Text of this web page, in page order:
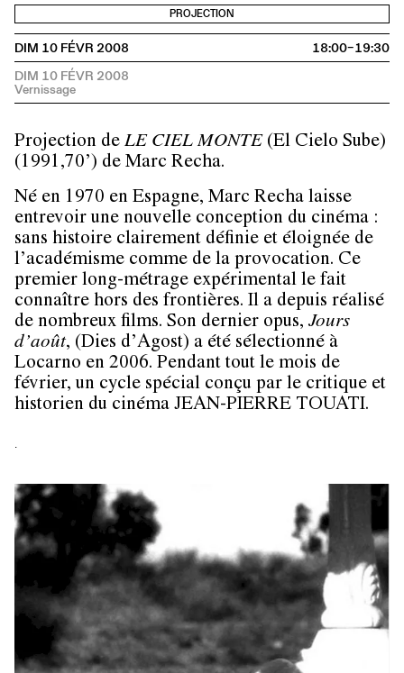
PROJECTION
DIM 10 FÉVR 2008
18:00–19:30
DIM 10 FÉVR 2008
Projection de LE CIEL MONTE (El Cielo Sube)
(1991,70’) de Marc Recha.
Né en 1970 en Espagne, Marc Recha laisse
entrevoir une nouvelle conception du cinéma :
sans histoire clairement définie et éloignée de
l’académisme comme de la provocation. Ce
premier long-métrage expérimental le fait
connaître hors des frontières. Il a depuis réalisé
de nombreux films. Son dernier opus, Jours
d’août, (Dies d’Agost) a été sélectionné à
Locarno en 2006. Pendant tout le mois de
février, un cycle spécial conçu par le critique et
historien du cinéma JEAN-PIERRE TOUATI.
.